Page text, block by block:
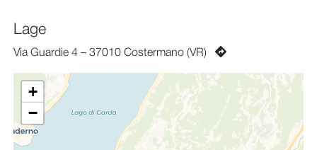
Lage
Via Guardie 4 – 37010 Costermano (VR)
+
−